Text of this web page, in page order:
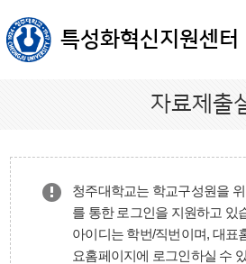
특성화혁신지원센터
자료제출
청주대학교는 학교구성원을
를 통한 로그인을 지원하고 있
아이디는 학번/직번이며, 대표
요홈페이지에 로그인하실 수